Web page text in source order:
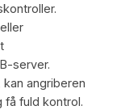
server.
angriberen
få fuld kontrol.